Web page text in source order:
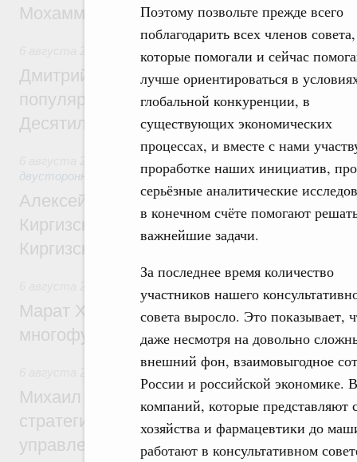
Поэтому позвольте прежде всего
поблагодарить всех членов совета,
которые помогали и сейчас
лучше ориентироваться в
глобальной конкуренции, в
существующих экономических
процессах, и вместе с нами
проработке наших инициатив,
серьёзные аналитические
в конечном счёте помогают
важнейшие задачи.
За последнее время количество
участников нашего
совета выросло. Это показывает,
даже несмотря на довольно
внешний фон, взаимовыгодное
России и российской экономике.
компаний, которые представляют
хозяйства и фармацевтики до
работают в консультативном
Мохаммадом Атабаком
Внутренний и въездной туризм
Дмитрий Чернышенко: Порядка 110
популярного туризма в 35 регионах
Десятилетия науки и технологий
Экономические и гуманитарные
двусторонней основе
Алексей Оверчук принял участие в
Киргизского экономического форума и
Киргизской межрегиональной
Марат Хуснуллин: На двух скоростных
многофункциональные зоны дорожного
Технологическое развитие. Инновации
Михаил Мишустин дал поручения по
стратегической сессии о
управления научно-технологическим